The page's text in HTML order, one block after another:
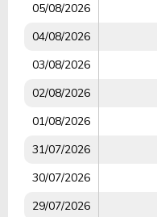
05/08/2026
04/08/2026
03/08/2026
02/08/2026
01/08/2026
31/07/2026
30/07/2026
29/07/2026